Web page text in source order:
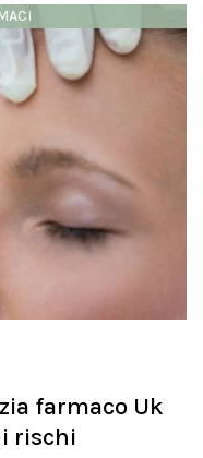
farmaco Uk
rischi